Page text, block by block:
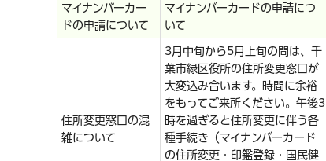
マイナンバーカー
ドの申請について
マイナンバーカードの申請につ
いて
住所変更窓口の混
雑について
3月中旬から5月上旬の間は、千
葉市緑区役所の住所変更窓口が
大変込み合います。時間に余裕
をもってご来所ください。午後3
時を過ぎると住所変更に伴う各
種手続き（マイナンバーカード
の住所変更・印鑑登録・国民健